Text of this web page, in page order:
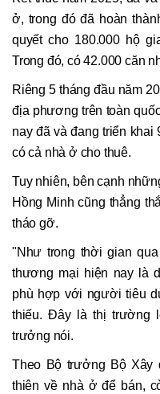
ở, trong đó đã hoàn
quyết cho 180.000 hộ
Trong đó, có 42.000 căn
Riêng 5 tháng đầu năm
địa phương trên toàn
nay đã và đang triển khai
có cả nhà ở cho thuê.
Tuy nhiên, bên cạnh
Hồng Minh cũng thẳng
tháo gỡ.
"Như trong thời gian
thương mại hiện nay là
phù hợp với người tiêu
thiếu. Đây là thị trường
trưởng nói.
Theo Bộ trưởng Bộ Xây
thiên về nhà ở để bán,